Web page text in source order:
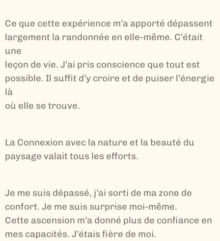
Ce que cette expérience m’a apporté dépassent
largement la randonnée en elle-même. C’était
une
leçon de vie. J’ai pris conscience que tout est
possible. Il suffit d’y croire et de puiser l’énergie
là
où elle se trouve.
La Connexion avec la nature et la beauté du
paysage valait tous les efforts.
Je me suis dépassé, j’ai sorti de ma zone de
confort. Je me suis surprise moi-même.
Cette ascension m’a donné plus de confiance en
mes capacités. J’étais fière de moi.